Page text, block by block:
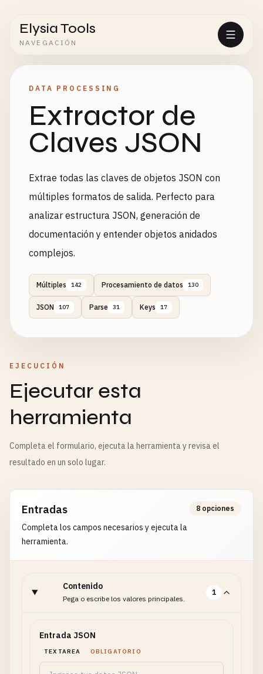
Elysia Tools
NAVEGACIÓN
DATA PROCESSING
Extractor de
Claves JSON
Extrae todas las claves de objetos JSON con
múltiples formatos de salida. Perfecto para
analizar estructura JSON, generación de
documentación y entender objetos anidados
complejos.
Múltiples 142 Procesamiento de datos 130
JSON 107 Parse 31 Keys 17
EJECUCIÓN
Ejecutar esta
herramienta
Completa el formulario, ejecuta la herramienta y revisa el
resultado en un solo lugar.
Entradas
Completa los campos necesarios y ejecuta la
herramienta.
8 opciones
Contenido
Pega o escribe los valores principales.
1
Entrada JSON
TEXTAREA OBLIGATORIO